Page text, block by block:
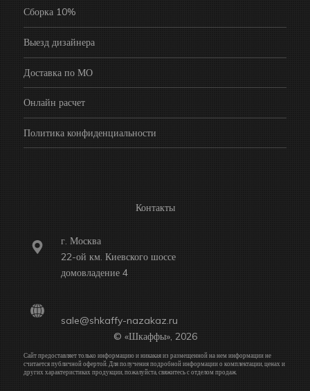
Сборка 10%
Выезд дизайнера
Доставка по МО
Онлайн расчет
Политика конфиденциальности
Контакты
г. Москва
22-ой км. Киевского шоссе
домовладение 4
sale@shkaffy-nazakaz.ru
© «Шкаффы», 2026
Сайт предоставляет только информацию и никакая из размещенной на нем информации не
считается публичной офертой. Для получения подробной информации о комплектации, ценах и
других характеристиках продукции, пожалуйста, свяжитесь с отделом продаж.